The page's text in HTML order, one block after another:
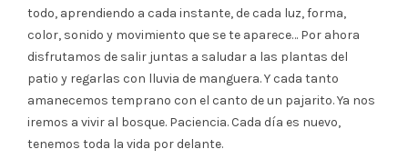
todo, aprendiendo a cada instante, de cada luz, forma,
color, sonido y movimiento que se te aparece… Por ahora
disfrutamos de salir juntas a saludar a las plantas del
patio y regarlas con lluvia de manguera. Y cada tanto
amanecemos temprano con el canto de un pajarito. Ya nos
iremos a vivir al bosque. Paciencia. Cada día es nuevo,
tenemos toda la vida por delante.